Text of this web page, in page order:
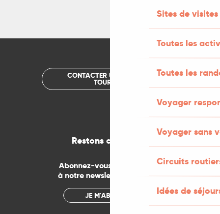
Sites de visites
Toutes les
Toutes les
Voyager
Voyager sans
Circuits
Idées de
CONTACTER UN OFFICE DE
TOURISME
Restons connectés
Abonnez-vous gratuitement
à notre newsletter mensuelle
JE M'ABONNE